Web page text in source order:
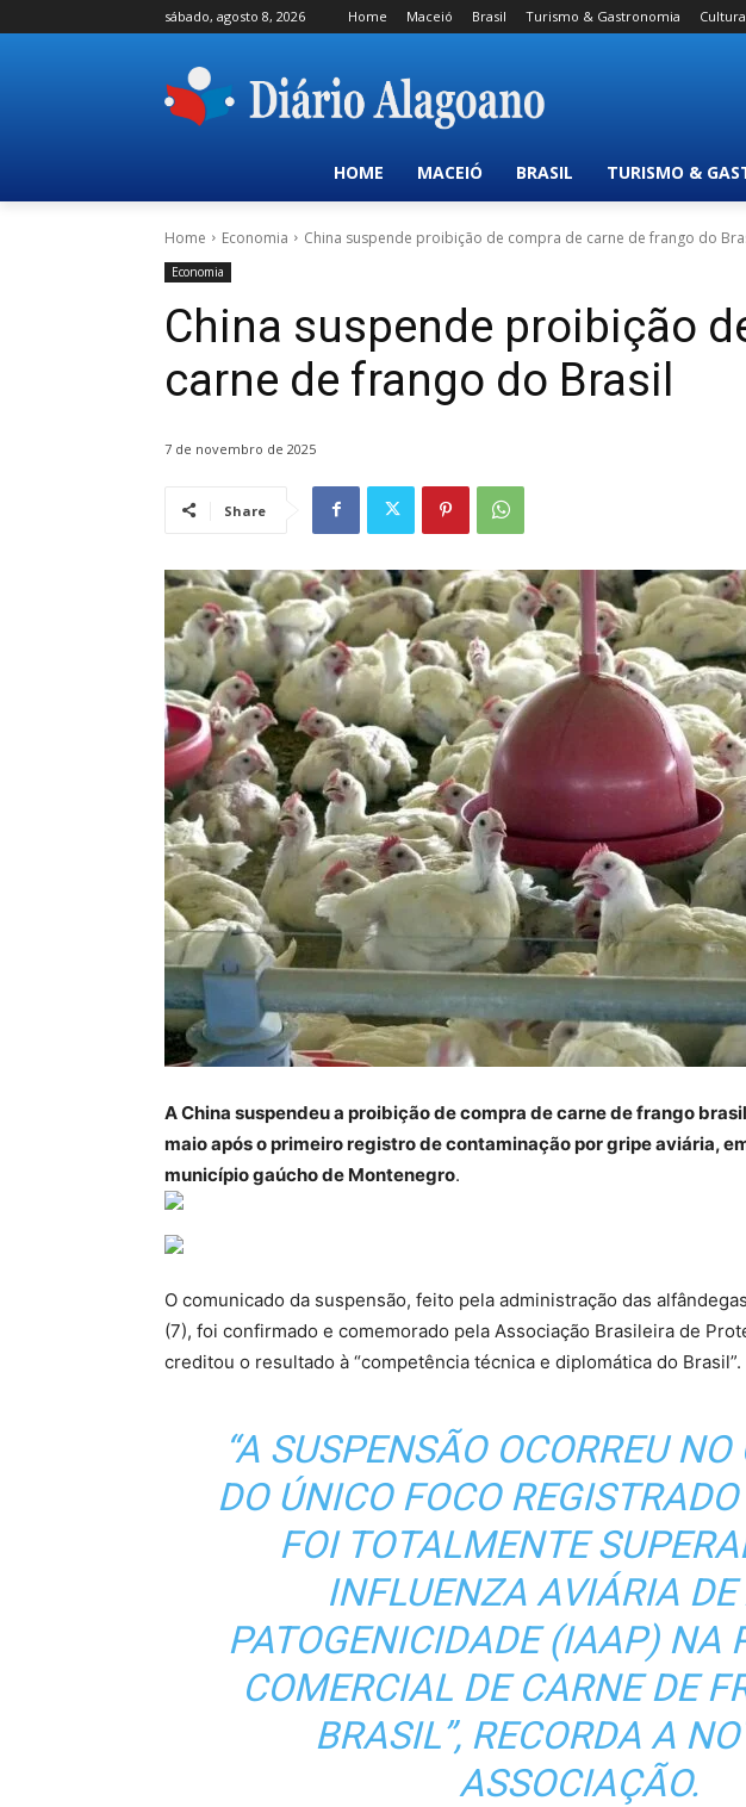
sábado, agosto 8, 2026 Home Maceió Brasil Turismo & Gastronomia Cultura
HOME MACEIÓ BRASIL TURISMO &
Home Economia China suspende proibição de compra de carne de frango do
Economia
China suspende proibição
carne de frango do Brasil
7 de novembro de 2025
Share
A China suspendeu a proibição de compra de carne de frango
maio após o primeiro registro de contaminação por gripe aviária,
município gaúcho de Montenegro.
O comunicado da suspensão, feito pela administração das
(7), foi confirmado e comemorado pela Associação Brasileira de
creditou o resultado à “competência técnica e diplomática do Brasil”.
“A SUSPENSÃO OCORREU
DO ÚNICO FOCO
FOI TOTALMENTE
INFLUENZA AVIÁRIA DE
PATOGENICIDADE (IAAP) NA
COMERCIAL DE CARNE DE
BRASIL”, RECORDA A
ASSOCIAÇÃO.